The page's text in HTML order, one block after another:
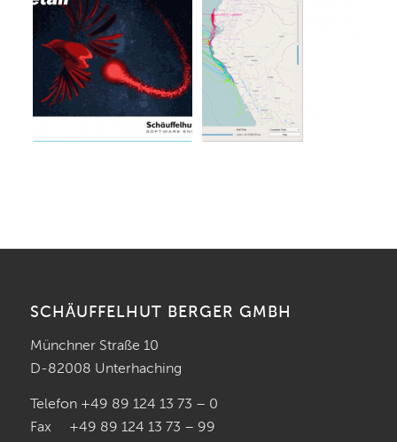
SCHÄUFFELHUT BERGER GMBH
Münchner Straße 10
D-82008 Unterhaching
Telefon +49 89 124 13 73 – 0
Fax +49 89 124 13 73 – 99